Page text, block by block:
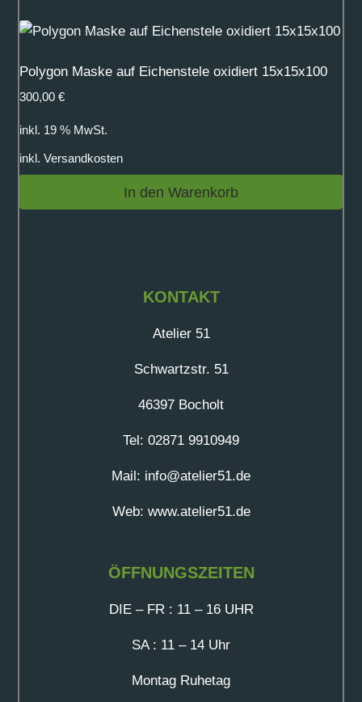
Polygon Maske auf Eichenstele oxidiert 15x15x100
300,00 €
inkl. 19 % MwSt.
inkl. Versandkosten
In den Warenkorb
KONTAKT
Atelier 51
Schwartzstr. 51
46397 Bocholt
Tel: 02871 9910949
Mail: info@atelier51.de
Web: www.atelier51.de
ÖFFNUNGSZEITEN
DIE – FR : 11 – 16 UHR
SA : 11 – 14 Uhr
Montag Ruhetag